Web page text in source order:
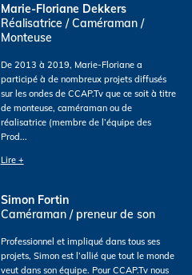
Marie-Floriane Dekkers
Réalisatrice / Caméraman /
Monteuse
De 2013 à 2019, Marie-Floriane a
participé à de nombreux projets diffusés
sur les ondes de CCAP.Tv que ce soit à titre
de monteuse, caméraman ou de
réalisatrice (membre de l’équipe des
Prod...
Lire +
Simon Fortin
Caméraman / preneur de son
Professionnel et impliqué dans tous ses
projets, Simon est l’allié que tout le monde
veut dans son équipe. Pour CCAP.Tv nous